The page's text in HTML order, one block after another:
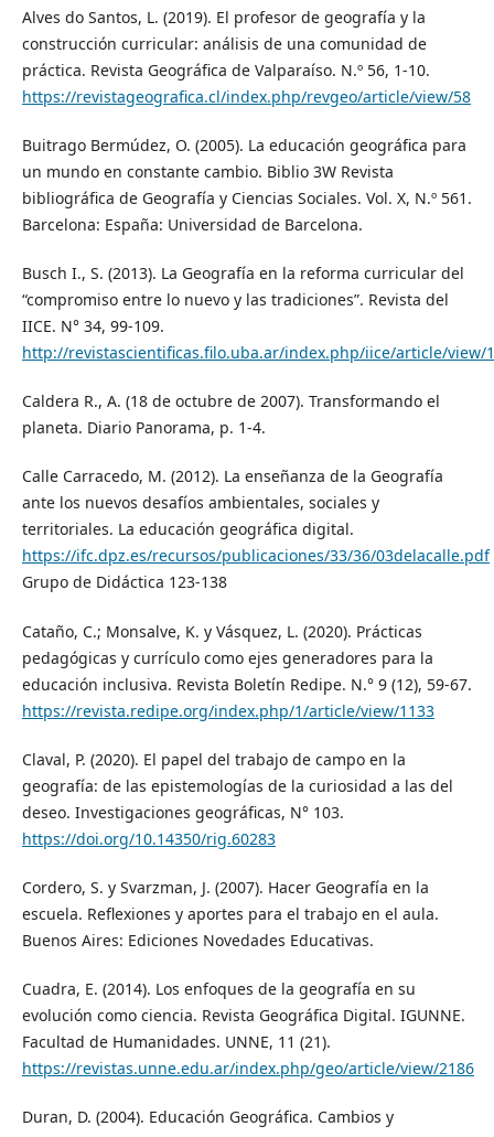
Alves do Santos, L. (2019). El profesor de geografía y la
construcción curricular: análisis de una comunidad de
práctica. Revista Geográfica de Valparaíso. N.º 56, 1-10.
https://revistageografica.cl/index.php/revgeo/article/view/58
Buitrago Bermúdez, O. (2005). La educación geográfica para
un mundo en constante cambio. Biblio 3W Revista
bibliográfica de Geografía y Ciencias Sociales. Vol. X, N.º 561.
Barcelona: España: Universidad de Barcelona.
Busch I., S. (2013). La Geografía en la reforma curricular del
“compromiso entre lo nuevo y las tradiciones”. Revista del
IICE. N° 34, 99-109.
http://revistascientificas.filo.uba.ar/index.php/iice/article/view/
Caldera R., A. (18 de octubre de 2007). Transformando el
planeta. Diario Panorama, p. 1-4.
Calle Carracedo, M. (2012). La enseñanza de la Geografía
ante los nuevos desafíos ambientales, sociales y
territoriales. La educación geográfica digital.
https://ifc.dpz.es/recursos/publicaciones/33/36/03delacalle.pdf
Grupo de Didáctica 123-138
Cataño, C.; Monsalve, K. y Vásquez, L. (2020). Prácticas
pedagógicas y currículo como ejes generadores para la
educación inclusiva. Revista Boletín Redipe. N.° 9 (12), 59-67.
https://revista.redipe.org/index.php/1/article/view/1133
Claval, P. (2020). El papel del trabajo de campo en la
geografía: de las epistemologías de la curiosidad a las del
deseo. Investigaciones geográficas, N° 103.
https://doi.org/10.14350/rig.60283
Cordero, S. y Svarzman, J. (2007). Hacer Geografía en la
escuela. Reflexiones y aportes para el trabajo en el aula.
Buenos Aires: Ediciones Novedades Educativas.
Cuadra, E. (2014). Los enfoques de la geografía en su
evolución como ciencia. Revista Geográfica Digital. IGUNNE.
Facultad de Humanidades. UNNE, 11 (21).
https://revistas.unne.edu.ar/index.php/geo/article/view/2186
Duran, D. (2004). Educación Geográfica. Cambios y